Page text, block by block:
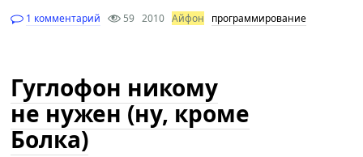
1 комментарий 59 2010 Айфон программирование
Гуглофон никому
не нужен (ну, кроме
Болка)